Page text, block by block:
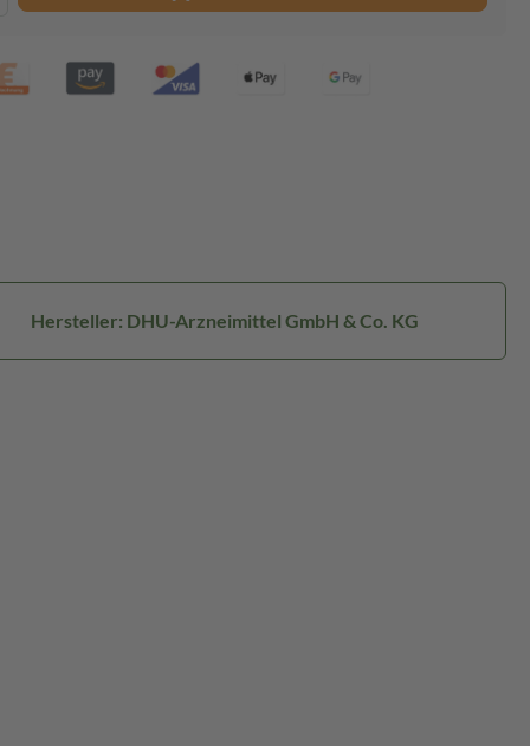
Hersteller: DHU-Arzneimittel GmbH & Co. KG